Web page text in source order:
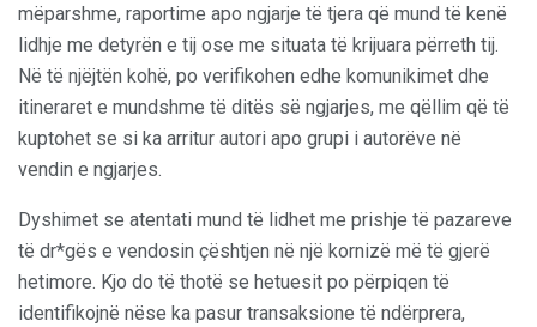
mëparshme, raportime apo ngjarje të tjera që mund të kenë
lidhje me detyrën e tij ose me situata të krijuara përreth tij.
Në të njëjtën kohë, po verifikohen edhe komunikimet dhe
itineraret e mundshme të ditës së ngjarjes, me qëllim që të
kuptohet se si ka arritur autori apo grupi i autorëve në
vendin e ngjarjes.
Dyshimet se atentati mund të lidhet me prishje të pazareve
të dr*gës e vendosin çështjen në një kornizë më të gjerë
hetimore. Kjo do të thotë se hetuesit po përpiqen të
identifikojnë nëse ka pasur transaksione të ndërprera,